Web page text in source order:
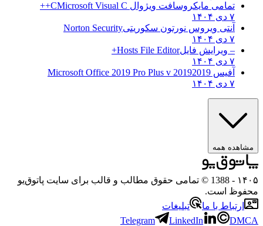
تمامی مایکروسافت ویژوال C Microsoft Visual C++
۷ دی ۱۴۰۴
آنتی ویروس نورتون سکوریتیNorton Security
۷ دی ۱۴۰۴
– ویرایش فایلHosts File Editor+
۷ دی ۱۴۰۴
آفیس 2019 2019 Microsoft Office 2019 Pro Plus v
۷ دی ۱۴۰۴
مشاهده همه
۱۴۰۵
- 1388 © تمامی حقوق مطالب و قالب برای سایت پاتوق‌یو
محفوظ است.
ارتباط با ما
تبلیغات
Telegram
LinkedIn DMCA